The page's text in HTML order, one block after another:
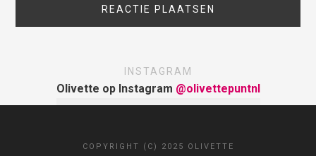
INSTAGRAM
Olivette op Instagram @olivettepuntnl
COPYRIGHT (C) 2025 OLIVETTE